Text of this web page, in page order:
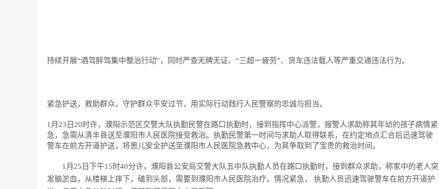
持续开展“酒驾醉驾集中整治行动”，同时严查无牌无证、“三超一疲劳”、货车违法载人等严重交通违法行为。
紧急护送，救助群众，守护群众平安过节，用实际行动践行人民警察的忠诚与担当。
1月23日20时许，濮阳示范区交警大队执勤民警在路口执勤时，接到指挥中心派警，报警人求助称其年幼的孩子病情紧
急，急需从清丰县送至濮阳市人民医院接受救治。执勤民警第一时间与求助人取得联系，在约定地点汇合后迅速驾驶
警车在前方开道护送，将患儿安全护送至濮阳市人民医院急救中心，为其争取到了宝贵的救治时间。
1月25日下午15时40分许，濮阳县公安局交警大队五中队执勤人员在路口执勤时，接到群众求助，称家中的老人突
发脑淤血，从楼梯上摔下，磕到头部，需要到濮阳市人民医院治疗。情况紧急， 执勤人员迅速驾驶警车在前方开道护